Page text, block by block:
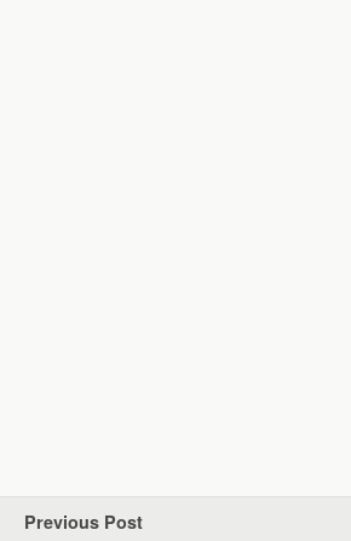
Previous Post